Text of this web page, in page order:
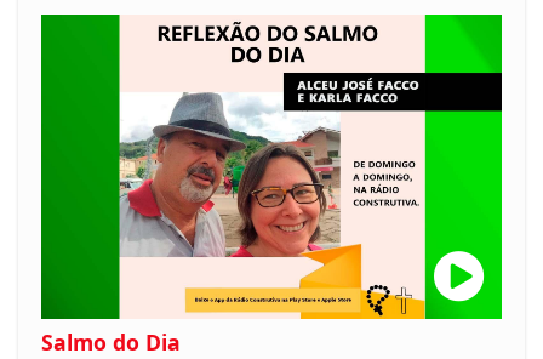
Salmo do Dia